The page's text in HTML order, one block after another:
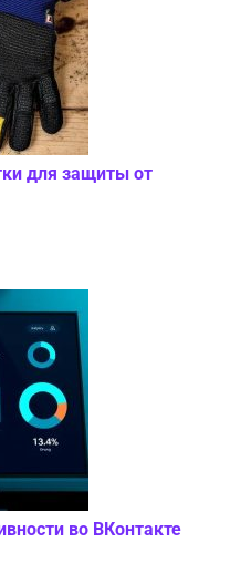
для защиты от
во ВКонтакте